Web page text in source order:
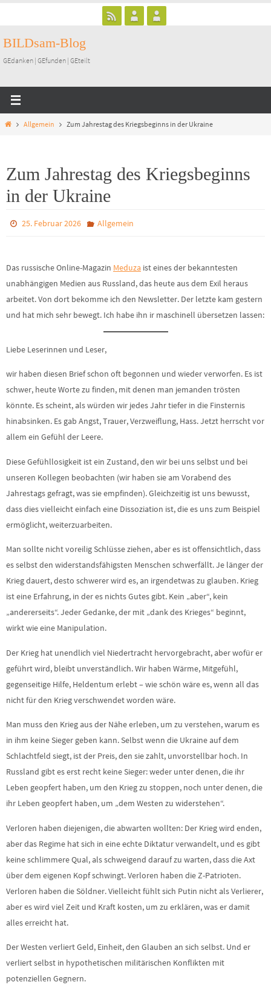
springen
BILDsam-Blog
GEdanken | GEfunden | GEteilt
StartAllgemein Zum Jahrestag des Kriegsbeginns in der Ukraine
Zum Jahrestag des Kriegsbeginns
in der Ukraine
25. Februar 2026 Allgemein
Das russische Online-Magazin Meduza ist eines der bekanntesten
unabhängigen Medien aus Russland, das heute aus dem Exil heraus
arbeitet. Von dort bekomme ich den Newsletter. Der letzte kam gestern
und hat mich sehr bewegt. Ich habe ihn ir maschinell übersetzen lassen:
Liebe Leserinnen und Leser,
wir haben diesen Brief schon oft begonnen und wieder verworfen. Es ist
schwer, heute Worte zu finden, mit denen man jemanden trösten
könnte. Es scheint, als würden wir jedes Jahr tiefer in die Finsternis
hinabsinken. Es gab Angst, Trauer, Verzweiflung, Hass. Jetzt herrscht vor
allem ein Gefühl der Leere.
Diese Gefühllosigkeit ist ein Zustand, den wir bei uns selbst und bei
unseren Kollegen beobachten (wir haben sie am Vorabend des
Jahrestags gefragt, was sie empfinden). Gleichzeitig ist uns bewusst,
dass dies vielleicht einfach eine Dissoziation ist, die es uns zum Beispiel
ermöglicht, weiterzuarbeiten.
Man sollte nicht voreilig Schlüsse ziehen, aber es ist offensichtlich, dass
es selbst den widerstandsfähigsten Menschen schwerfällt. Je länger der
Krieg dauert, desto schwerer wird es, an irgendetwas zu glauben. Krieg
ist eine Erfahrung, in der es nichts Gutes gibt. Kein „aber“, kein
„andererseits“. Jeder Gedanke, der mit „dank des Krieges“ beginnt,
wirkt wie eine Manipulation.
Der Krieg hat unendlich viel Niedertracht hervorgebracht, aber wofür er
geführt wird, bleibt unverständlich. Wir haben Wärme, Mitgefühl,
gegenseitige Hilfe, Heldentum erlebt – wie schön wäre es, wenn all das
nicht für den Krieg verschwendet worden wäre.
Man muss den Krieg aus der Nähe erleben, um zu verstehen, warum es
in ihm keine Sieger geben kann. Selbst wenn die Ukraine auf dem
Schlachtfeld siegt, ist der Preis, den sie zahlt, unvorstellbar hoch. In
Russland gibt es erst recht keine Sieger: weder unter denen, die ihr
Leben geopfert haben, um den Krieg zu stoppen, noch unter denen, die
ihr Leben geopfert haben, um „dem Westen zu widerstehen“.
Verloren haben diejenigen, die abwarten wollten: Der Krieg wird enden,
aber das Regime hat sich in eine echte Diktatur verwandelt, und es gibt
keine schlimmere Qual, als schweigend darauf zu warten, dass die Axt
über dem eigenen Kopf schwingt. Verloren haben die Z-Patrioten.
Verloren haben die Söldner. Vielleicht fühlt sich Putin nicht als Verlierer,
aber es wird viel Zeit und Kraft kosten, um zu erklären, was er damit
alles erreicht hat.
Der Westen verliert Geld, Einheit, den Glauben an sich selbst. Und er
verliert selbst in hypothetischen militärischen Konflikten mit
potenziellen Gegnern.